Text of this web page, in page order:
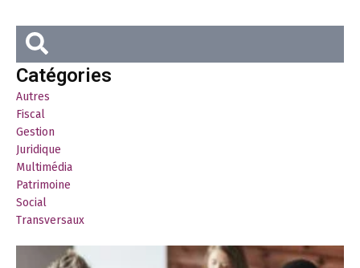
Catégories
Autres
Fiscal
Gestion
Juridique
Multimédia
Patrimoine
Social
Transversaux